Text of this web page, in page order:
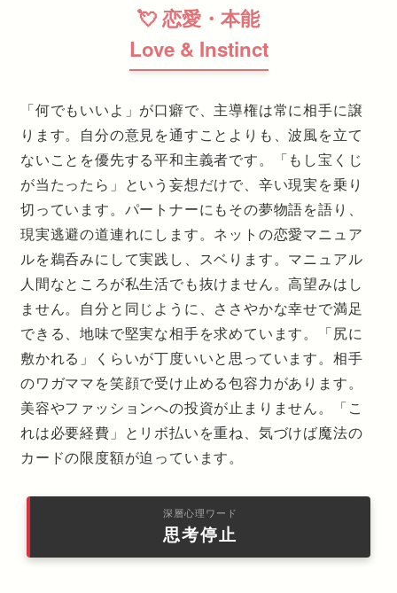
💘 恋愛・本能
Love & Instinct
「何でもいいよ」が口癖で、主導権は常に相手に譲
ります。自分の意見を通すことよりも、波風を立て
ないことを優先する平和主義者です。「もし宝くじ
が当たったら」という妄想だけで、辛い現実を乗り
切っています。パートナーにもその夢物語を語り、
現実逃避の道連れにします。ネットの恋愛マニュア
ルを鵜呑みにして実践し、スベります。マニュアル
人間なところが私生活でも抜けません。高望みはし
ません。自分と同じように、ささやかな幸せで満足
できる、地味で堅実な相手を求めています。「尻に
敷かれる」くらいが丁度いいと思っています。相手
のワガママを笑顔で受け止める包容力があります。
美容やファッションへの投資が止まりません。「こ
れは必要経費」とリボ払いを重ね、気づけば魔法の
カードの限度額が迫っています。
深層心理ワード
思考停止